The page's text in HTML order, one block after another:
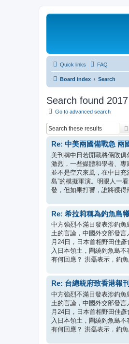
Quick links FAQ
Board index Search
Search found
Go to advanced search
Re: 中美兩國備戰急 兩
美刊稱中日若開戰將倆敗
激烈，一些媒體和學者、
並不是空穴來風，在中日充
島”的模擬軍演。明眼人一
發，但如果打響，誰將獲
Re: 希拉莉稱為釣魚島
中方強烈不滿日發表涉釣
土的言論，中國外交部發
月24日，日本首相野田佳
入日本領土，圍繞釣魚島
有何回應？ 洪磊表示，釣
Re: 台總統府致香港報
中方強烈不滿日發表涉釣
土的言論，中國外交部發
月24日，日本首相野田佳
入日本領土，圍繞釣魚島
有何回應？ 洪磊表示，釣